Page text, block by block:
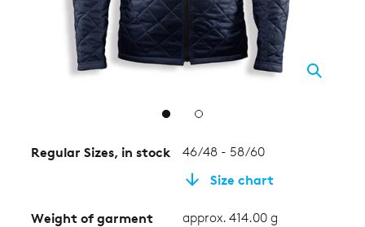
Regular Sizes, in stock 46/48 - 58/60
Size chart
Weight of garment approx. 414.00 g